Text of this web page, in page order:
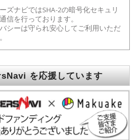
ズナビではSHA-2の暗号化セキュリ
信を行っております。
シーは守られ安心してご利用いただ
を応援しています